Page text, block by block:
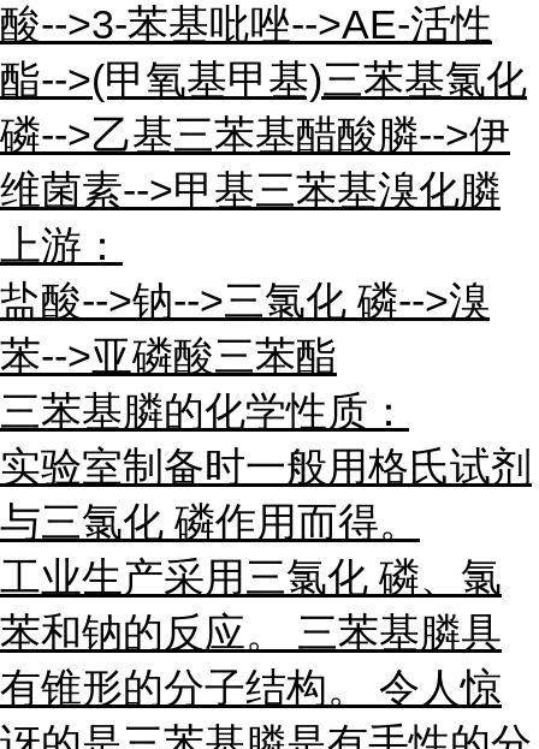
酸-->3-苯基吡唑-->AE-活性
酯-->(甲氧基甲基)三苯基氯化
磷-->乙基三苯基醋酸膦-->伊
维菌素-->甲基三苯基溴化膦
上游：
盐酸-->钠-->三氯化 磷-->溴
苯-->亚磷酸三苯酯
三苯基膦的化学性质：
实验室制备时一般用格氏试剂
与三氯化 磷作用而得。
工业生产采用三氯化 磷、氯
苯和钠的反应。 三苯基膦具
有锥形的分子结构。 令人惊